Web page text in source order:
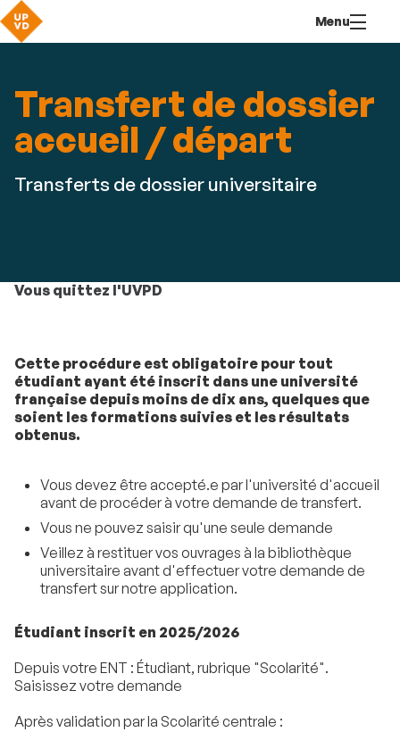
contenu
Menu
Transfert de dossier
accueil / départ
Transferts de dossier universitaire
Vous quittez l'UVPD
Cette procédure est obligatoire pour tout
étudiant ayant été inscrit dans une université
française depuis moins de dix ans, quelques que
soient les formations suivies et les résultats
obtenus.
Vous devez être accepté.e par l'université d'accueil
avant de procéder à votre demande de transfert.
Vous ne pouvez saisir qu'une seule demande
Veillez à restituer vos ouvrages à la bibliothèque
universitaire avant d'effectuer votre demande de
transfert sur notre application.
Étudiant inscrit en 2025/2026
Depuis votre ENT : Étudiant, rubrique "Scolarité".
Saisissez votre demande
Après validation par la Scolarité centrale :